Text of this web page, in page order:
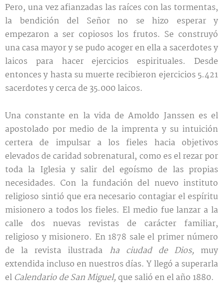
Pero, una vez afianzadas las raíces con las tormentas,
la bendición del Señor no se hizo esperar y
empezaron a ser copiosos los frutos. Se construyó
una casa mayor y se pudo acoger en ella a sacerdotes y
laicos para hacer ejercicios espirituales. Desde
entonces y hasta su muerte recibieron ejercicios 5.421
sacerdotes y cerca de 35.000 laicos.
Una constante en la vida de Amoldo Janssen es el
apostolado por medio de la imprenta y su intuición
certera de impulsar a los fieles hacia objetivos
elevados de caridad sobrenatural, como es el rezar por
toda la Iglesia y salir del egoísmo de las propias
necesidades. Con la fundación del nuevo instituto
religioso sintió que era necesario contagiar el espíritu
misionero a todos los fieles. El medio fue lanzar a la
calle dos nuevas revistas de carácter familiar,
religioso y misionero. En 1878 sale el primer número
de la revista ilustrada ha ciudad de Dios, muy
extendida incluso en nuestros días. Y llegó a superarla
el Calendario de San Miguel,que salió en el año 1880.